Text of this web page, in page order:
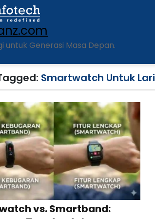
untuk Generasi Masa Depan.
Smartwatch Untuk Lari
vs. Smartband: